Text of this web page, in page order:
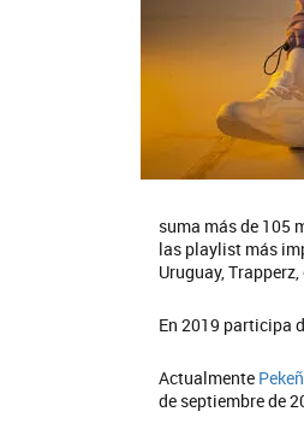
suma más de 105
las playlist más
Uruguay,
En 2019 participa
Actualmente
de septiembre de